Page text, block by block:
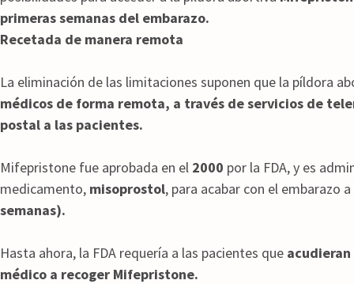
primeras semanas del embarazo.
Recetada de manera remota
La eliminación de las limitaciones suponen que la píldora
médicos de forma remota, a través de servicios de
postal a las pacientes.
Mifepristone fue aprobada en el 2000 por la FDA, y es
medicamento, misoprostol, para acabar con el embarazo a
semanas).
Hasta ahora, la FDA requería a las pacientes que
médico a recoger Mifepristone.